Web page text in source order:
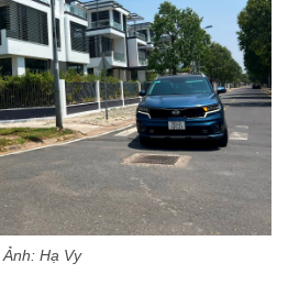
Ảnh: Hạ Vy